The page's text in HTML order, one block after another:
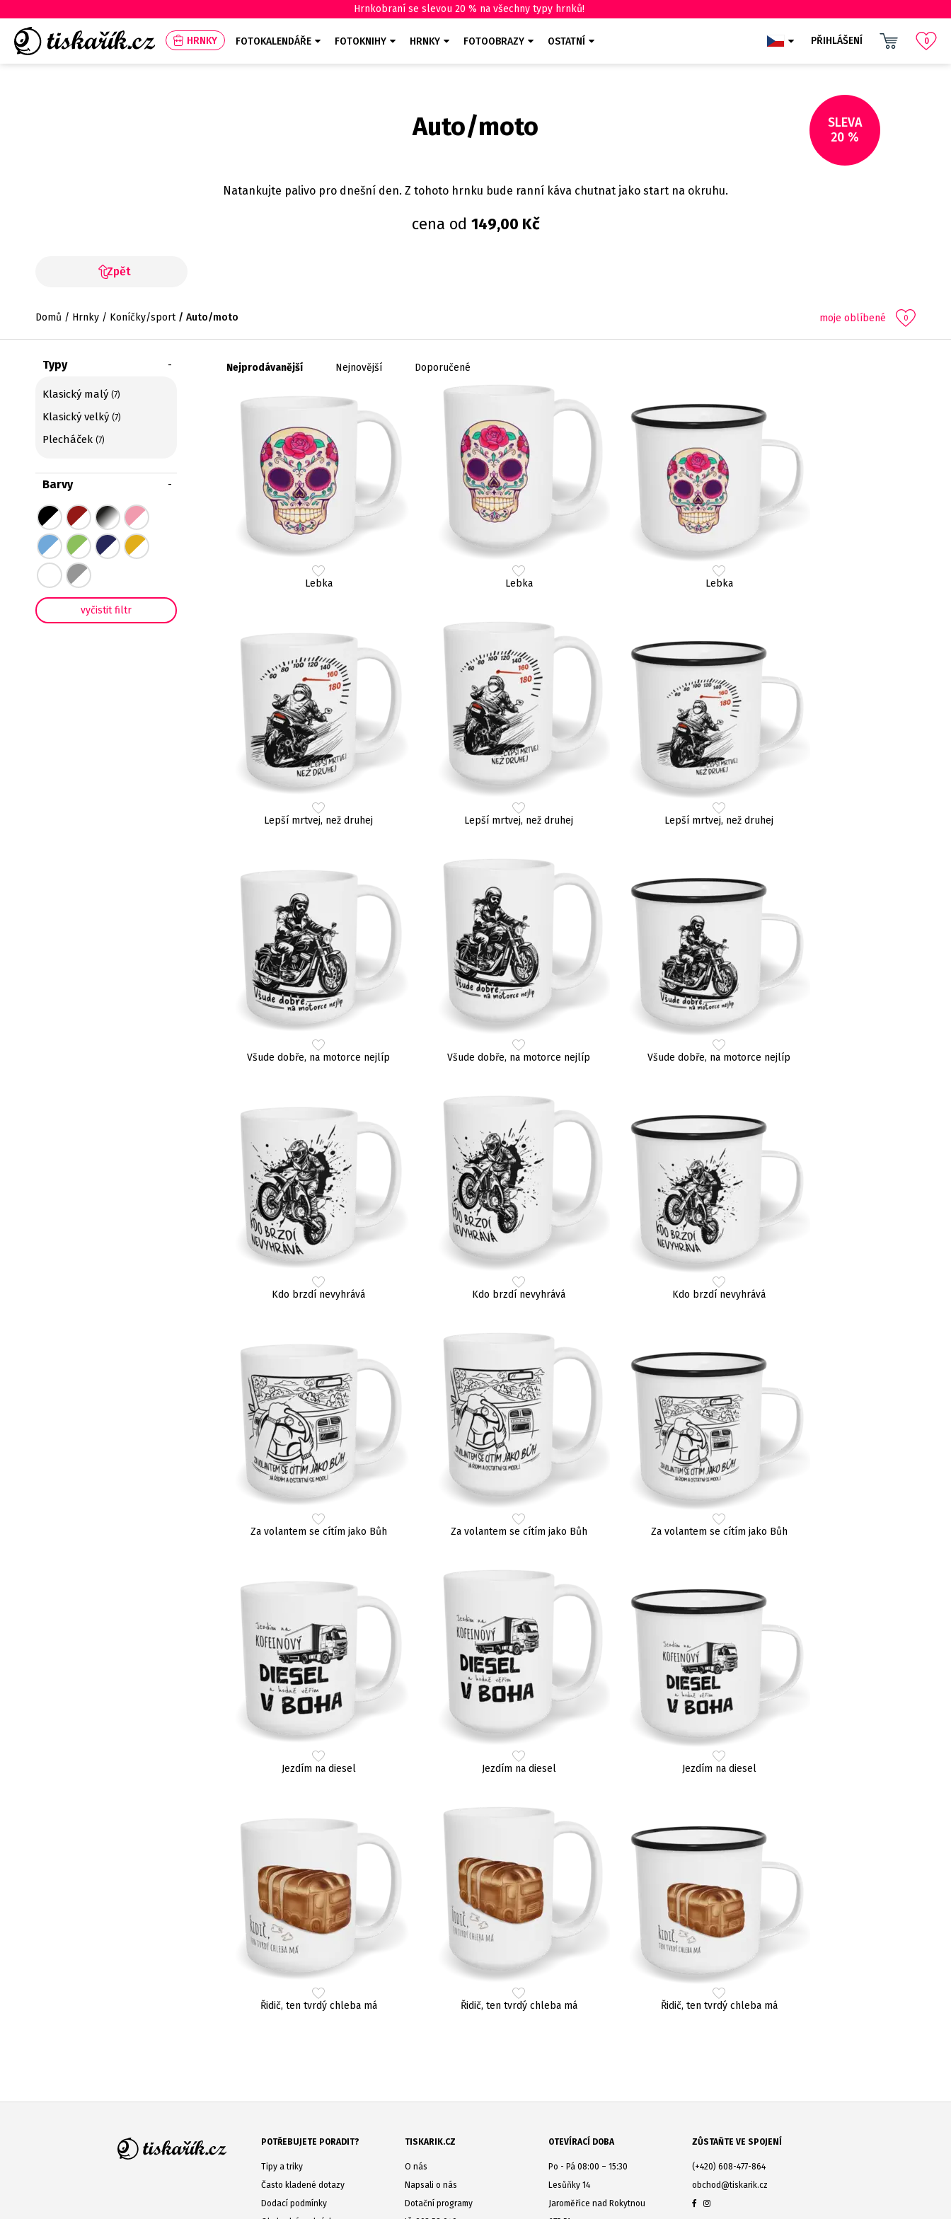
Hrnkobraní se slevou 20 % na všechny typy hrnků!
HRNKY FOTOKALENDÁŘE FOTOKNIHY HRNKY FOTOOBRAZY OSTATNÍ PŘIHLÁŠENÍ 0
Auto/moto
SLEVA
20 %
Natankujte palivo pro dnešní den. Z tohoto hrnku bude ranní káva chutnat jako start na okruhu.
cena od 149,00 Kč
Zpět
0
moje oblíbené
Domů Hrnky Koníčky/sport Auto/moto
Typy
Klasický malý 7
Klasický velký 7
Plecháček 7
Barvy
Nejprodávanější Nejnovější Doporučené
Lebka Lebka Lebka
Lepší mrtvej, než druhej Lepší mrtvej, než druhej Lepší mrtvej, než druhej
Všude dobře, na motorce nejlíp Všude dobře, na motorce nejlíp Všude dobře, na motorce nejlíp
Kdo brzdí nevyhrává Kdo brzdí nevyhrává Kdo brzdí nevyhrává
Za volantem se cítím jako Bůh Za volantem se cítím jako Bůh Za volantem se cítím jako Bůh
Jezdím na diesel Jezdím na diesel Jezdím na diesel
Řidič, ten tvrdý chleba má Řidič, ten tvrdý chleba má Řidič, ten tvrdý chleba má
POTŘEBUJETE PORADIT?
Tipy a triky
Často kladené dotazy
Dodací podmínky
TISKARIK.CZ
O nás
Napsali o nás
Dotační programy
OTEVÍRACÍ DOBA
Po - Pá 08:00 – 15:30
Lesůňky 14
Jaroměřice nad Rokytnou
ZŮSTAŇTE VE SPOJENÍ
(+420) 608-477-864
obchod@tiskarik.cz